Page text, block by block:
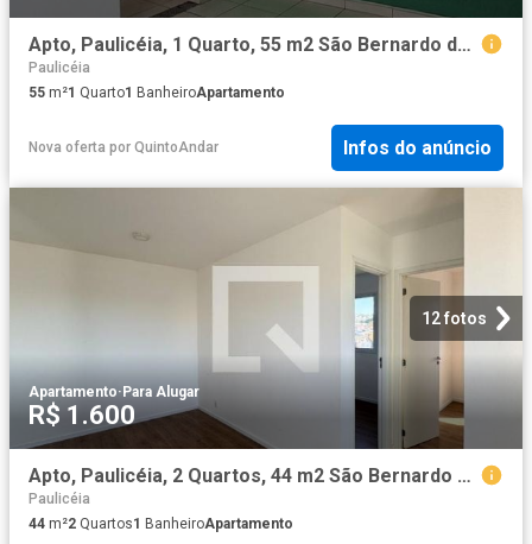
Apto, Paulicéia, 1 Quarto, 55 m2 São Bernardo do Campo
Paulicéia
55 m²1 Quarto1 BanheiroApartamento
Nova oferta por QuintoAndar Infos do anúncio
12 fotos
Apartamento· Para Alugar
R$ 1.600
Apto, Paulicéia, 2 Quartos, 44 m2 São Bernardo do Campo
Paulicéia
44 m²2 Quartos1 BanheiroApartamento